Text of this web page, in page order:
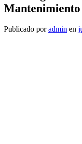
Mantenimiento
Publicado poradmin en